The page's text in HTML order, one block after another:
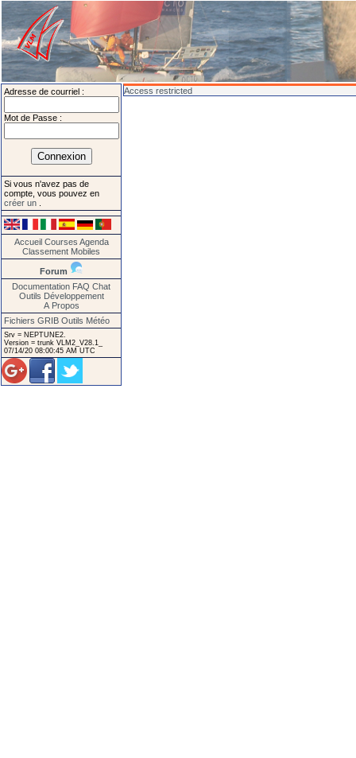
Adresse de courriel :
Mot de Passe :
Si vous n'avez pas de
compte, vous pouvez en
créer un
Accueil Courses Agenda
Classement Mobiles
Forum
Documentation FAQ Chat
Outils Développement
A Propos
Fichiers GRIB Outils Météo
Srv = NEPTUNE2.
Version = trunk VLM2_V28.1_
07/14/20 08:00:45 AM UTC
Access restricted